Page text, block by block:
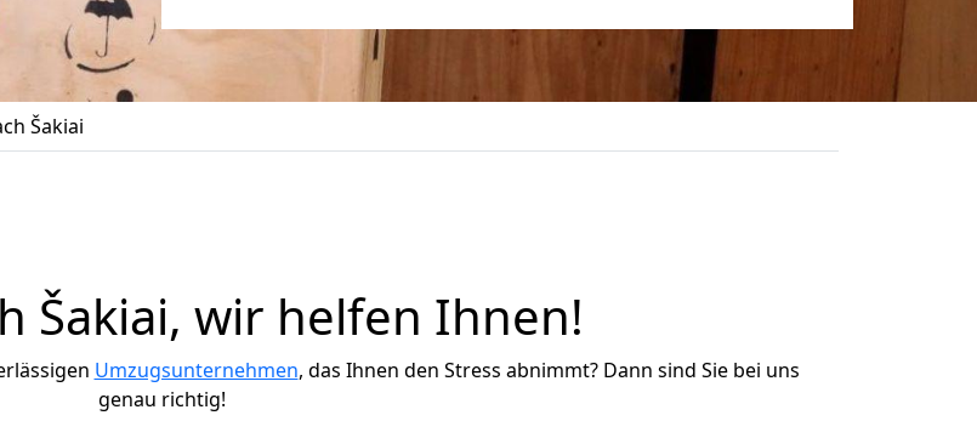
Šakiai
Šakiai, wir helfen Ihnen!
Umzugsunternehmen, das Ihnen den Stress abnimmt? Dann sind Sie bei uns
genau richtig!